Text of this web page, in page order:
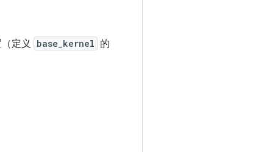
定义 base_kernel 的